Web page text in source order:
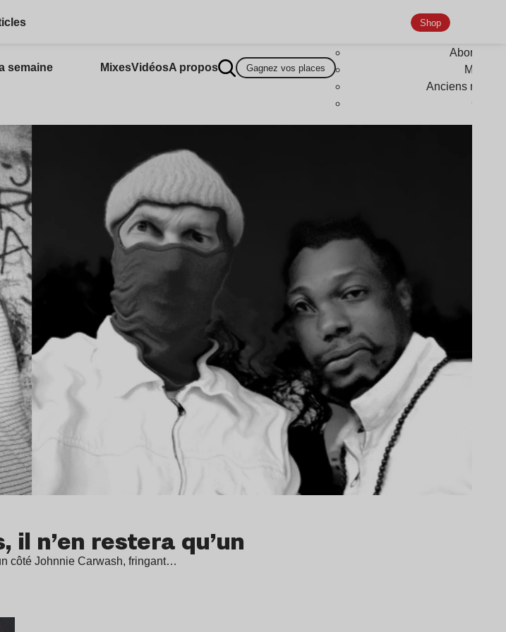
semaine
MixesVidéosA propos Gagnez vos places
Shop
Anciens
il n’en restera qu’un
côté Johnnie Carwash, fringant…